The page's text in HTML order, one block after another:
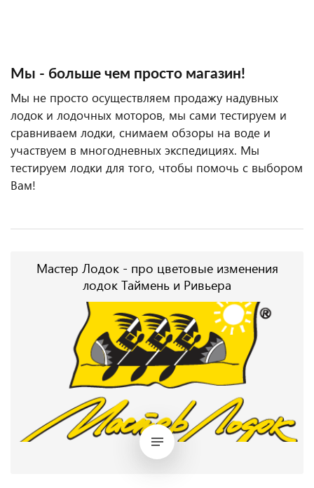
Мы - больше чем просто магазин!
Мы не просто осуществляем продажу надувных
лодок и лодочных моторов, мы сами тестируем и
сравниваем лодки, снимаем обзоры на воде и
участвуем в многодневных экспедициях. Мы
тестируем лодки для того, чтобы помочь с выбором
Вам!
Мастер Лодок - про цветовые изменения
лодок Таймень и Ривьера